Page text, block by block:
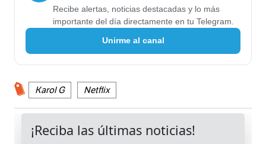
Recibe alertas, noticias destacadas y lo más
importante del día directamente en tu Telegram.
Unirme al canal
Karol G Netflix